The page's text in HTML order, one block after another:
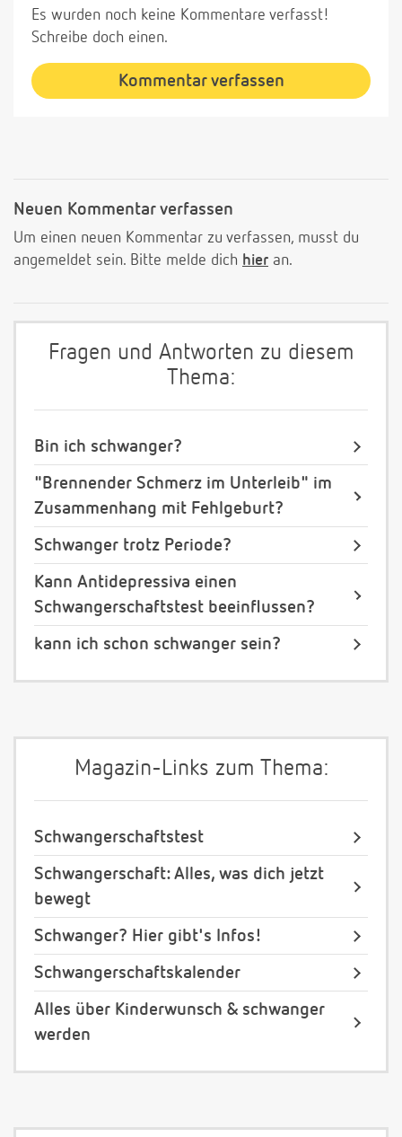
Es wurden noch keine Kommentare verfasst!
Schreibe doch einen.
Kommentar verfassen
Neuen Kommentar verfassen
Um einen neuen Kommentar zu verfassen, musst du
angemeldet sein. Bitte melde dich hier an.
Fragen und Antworten zu diesem
Thema:
Bin ich schwanger?
"Brennender Schmerz im Unterleib" im
Zusammenhang mit Fehlgeburt?
Schwanger trotz Periode?
Kann Antidepressiva einen
Schwangerschaftstest beeinflussen?
kann ich schon schwanger sein?
Magazin-Links zum Thema:
Schwangerschaftstest
Schwangerschaft: Alles, was dich jetzt
bewegt
Schwanger? Hier gibt's Infos!
Schwangerschaftskalender
Alles über Kinderwunsch & schwanger
werden